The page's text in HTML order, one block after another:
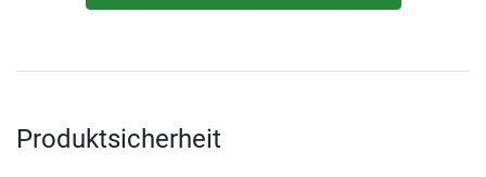
Produktsicherheit